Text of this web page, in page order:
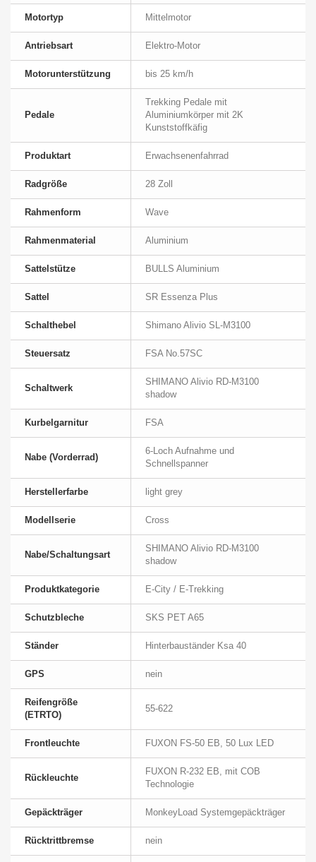
Motortyp Mittelmotor
Antriebsart Elektro-Motor
Motorunterstützung bis 25 km/h
Pedale
Trekking Pedale mit
Aluminiumkörper mit 2K
Kunststoffkäfig
Produktart Erwachsenenfahrrad
Radgröße 28 Zoll
Rahmenform Wave
Rahmenmaterial Aluminium
Sattelstütze BULLS Aluminium
Sattel SR Essenza Plus
Schalthebel Shimano Alivio SL-M3100
Steuersatz FSA No.57SC
Schaltwerk
SHIMANO Alivio RD-M3100
shadow
Kurbelgarnitur FSA
Nabe (Vorderrad)
6-Loch Aufnahme und
Schnellspanner
Herstellerfarbe light grey
Modellserie Cross
Nabe/Schaltungsart
SHIMANO Alivio RD-M3100
shadow
Produktkategorie E-City / E-Trekking
Schutzbleche SKS PET A65
Ständer Hinterbauständer Ksa 40
GPS nein
Reifengröße
(ETRTO)
55-622
Frontleuchte FUXON FS-50 EB, 50 Lux LED
Rückleuchte
FUXON R-232 EB, mit COB
Technologie
Gepäckträger MonkeyLoad Systemgepäckträger
Rücktrittbremse nein